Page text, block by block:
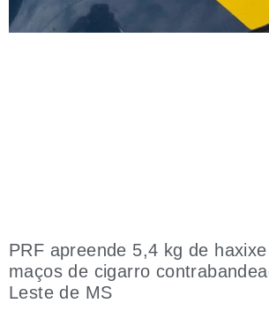
PRF apreende 5,4 kg de
maços de cigarro
Leste de MS